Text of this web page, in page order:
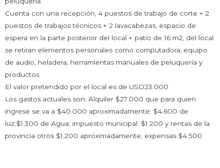
Cuenta con una recepción, 4 puestos de trabajo de corte + 2
puestos de trabajos técnicos + 2 lavacabezas, espacio de
espera en la parte posterior del local + patio de 16 m2, del local
se retiran elementos personales como computadora, equipo
de audio, heladera, herramientas manuales de peluquería y
productos
El valor pretendido por el local es de USD23.000
Los gastos actuales son: Alquiler $27.000 que para quien
ingrese se va a $40.000 aproximadamente; $4.600 de
luz;$1.300 de Agua; impuesto municipal: $1.200 y rentas de la
provincia otros $1.200 aproximadamente; expensas $4.500